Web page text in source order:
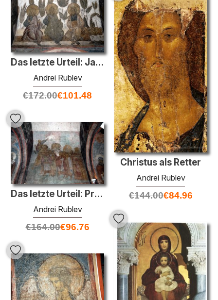
Das letzte Urteil: Jakob, Abraham und Isaak im Himmel
Andrei Rublev
€172.00€101.48
Christus als Retter
Andrei Rublev
€144.00€84.96
Das letzte Urteil: Prozession der Gerechten in den Himmel
Andrei Rublev
€164.00€96.76